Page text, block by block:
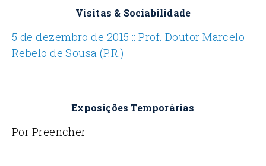
Visitas & Sociabilidade
5 de dezembro de 2015 :: Prof. Doutor Marcelo
Rebelo de Sousa (P.R.)
Exposições Temporárias
Por Preencher